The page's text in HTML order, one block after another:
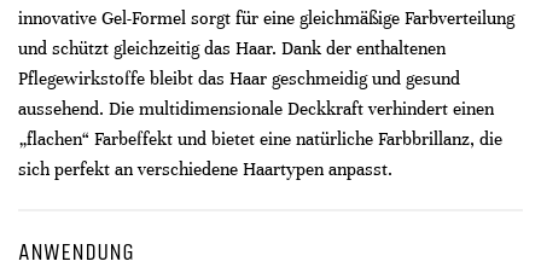
innovative Gel-Formel sorgt für eine gleichmäßige Farbverteilung
und schützt gleichzeitig das Haar. Dank der enthaltenen
Pflegewirkstoffe bleibt das Haar geschmeidig und gesund
aussehend. Die multidimensionale Deckkraft verhindert einen
„flachen“ Farbeffekt und bietet eine natürliche Farbbrillanz, die
sich perfekt an verschiedene Haartypen anpasst.
ANWENDUNG